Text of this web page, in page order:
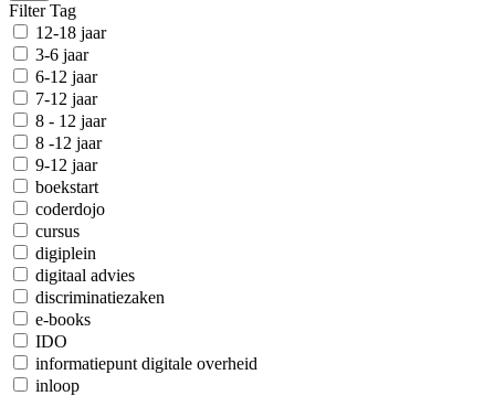
Filter Tag
12-18 jaar
3-6 jaar
6-12 jaar
7-12 jaar
8 - 12 jaar
8 -12 jaar
9-12 jaar
boekstart
coderdojo
cursus
digiplein
digitaal advies
discriminatiezaken
e-books
IDO
informatiepunt digitale overheid
inloop